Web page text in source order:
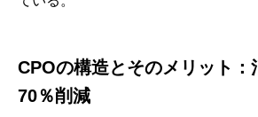
CPOの構造とそのメリット：
70％削減